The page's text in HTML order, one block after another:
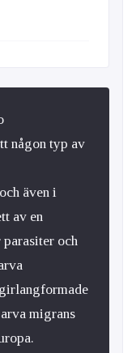
någon typ av
även i
av en
och
migrans